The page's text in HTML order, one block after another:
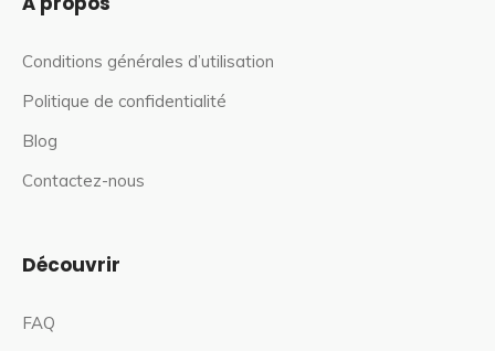
Conditions générales d’utilisation
Politique de confidentialité
Blog
Contactez-nous
Découvrir
FAQ